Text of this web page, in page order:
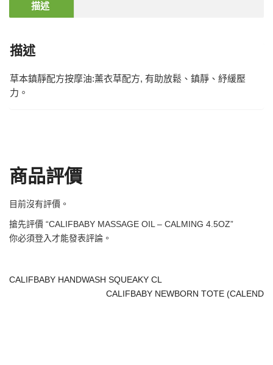
描述
描述
草本鎮靜配方按摩油:薰衣草配方, 有助放鬆、鎮靜、紓緩壓
力。
商品評價
目前沒有評價。
搶先評價 “CALIFBABY MASSAGE OIL – CALMING 4.5OZ”
你必須登入才能發表評論。
CALIFBABY HANDWASH SQUEAKY CL
CALIFBABY NEWBORN TOTE (CALEND